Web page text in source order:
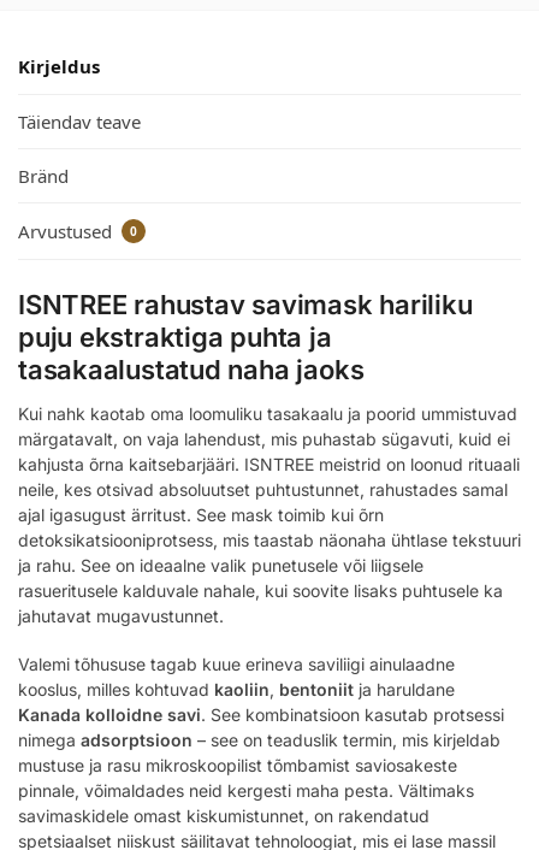
Kirjeldus
Täiendav teave
Bränd
Arvustused 0
ISNTREE rahustav savimask hariliku
puju ekstraktiga puhta ja
tasakaalustatud naha jaoks
Kui nahk kaotab oma loomuliku tasakaalu ja poorid ummistuvad
märgatavalt, on vaja lahendust, mis puhastab sügavuti, kuid ei
kahjusta õrna kaitsebarjääri. ISNTREE meistrid on loonud rituaali
neile, kes otsivad absoluutset puhtustunnet, rahustades samal
ajal igasugust ärritust. See mask toimib kui õrn
detoksikatsiooniprotsess, mis taastab näonaha ühtlase tekstuuri
ja rahu. See on ideaalne valik punetusele või liigsele
rasueritusele kalduvale nahale, kui soovite lisaks puhtusele ka
jahutavat mugavustunnet.
Valemi tõhususe tagab kuue erineva saviliigi ainulaadne
kooslus, milles kohtuvad kaoliin, bentoniit ja haruldane
Kanada kolloidne savi. See kombinatsioon kasutab protsessi
nimega adsorptsioon – see on teaduslik termin, mis kirjeldab
mustuse ja rasu mikroskoopilist tõmbamist saviosakeste
pinnale, võimaldades neid kergesti maha pesta. Vältimaks
savimaskidele omast kiskumistunnet, on rakendatud
spetsiaalset niiskust säilitavat tehnoloogiat, mis ei lase massil